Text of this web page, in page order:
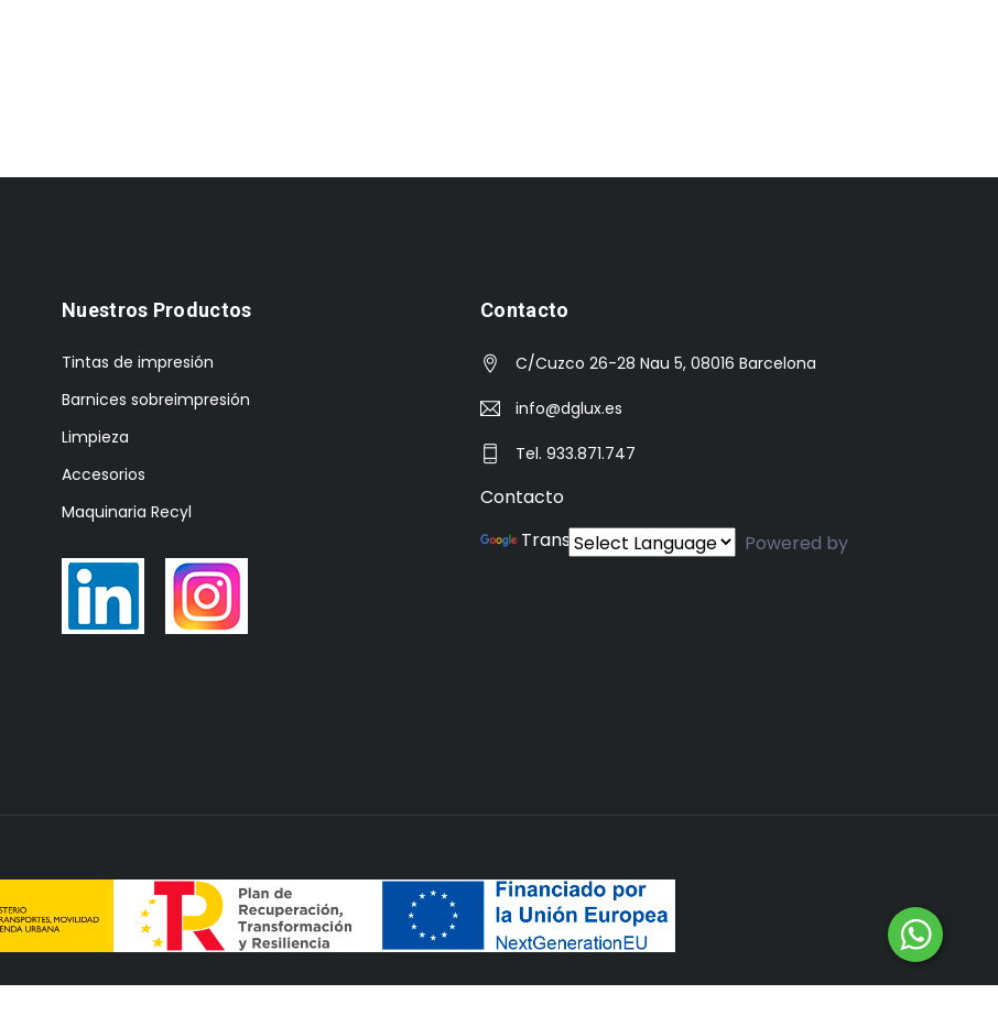
Nuestros Productos
Tintas de impresión
Barnices sobreimpresión
Limpieza
Accesorios
Maquinaria Recyl
Contacto
C/Cuzco 26-28 Nau 5, 08016 Barcelona
info@dglux.es
Tel. 933.871.747
Contacto
Powered by
Translate